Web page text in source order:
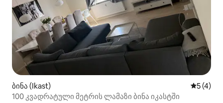
ბინა (Ikast)
5 (4)
100 კვადრატული მეტრის ლამაზი ბინა იკასტში